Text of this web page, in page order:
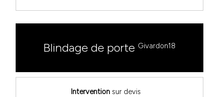
Blindage de porte Givardon18
Intervention sur devis